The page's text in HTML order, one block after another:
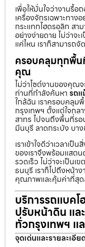
เพื่อให้มั่นใจว่างานรื้อ
เครื่องจักรเฉพาะทางอ
กระแทกไฮดรอลิก สา
อย่างง่ายดาย ไม่ว่าจ
แค่ไหน เราก็สามารถ
ครอบคลุมทุกพื้น
คุณ
ไม่ว่าไซต์งานของคุณ
ท่านที่กำลังค้นหา รถแ
ใกล้ฉัน เราครอบคลุม
กรุงเทพฯ ตั้งแต่ใจกล
สาทร ไปจนถึงพื้นที่ร
มีนบุรี ลาดกระบัง บา
เราเข้าใจดีว่าเวลาเ
ของเราจึงพร้อมแสต
รวดเร็ว ไม่ว่าจะเป็น
ธนบุรี เราก็ไปถึงหน้า
คุณภาพและคุ้มค่าที่สุ
บริการรถแบคโ
ปรับหน้าดิน แล
ทั่วกรุงเทพฯ
จุดเด่นและรายละเอีย